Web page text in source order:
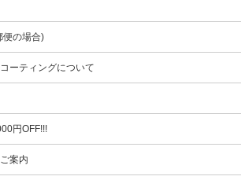
便の場合)
ーティングについて
円OFF!!!
案内